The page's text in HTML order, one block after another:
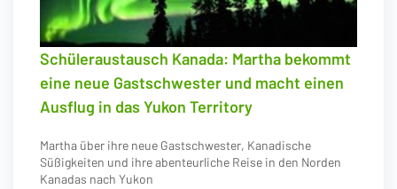
Schüleraustausch Kanada: Martha bekommt
eine neue Gastschwester und macht einen
Ausflug in das Yukon Territory
Martha über ihre neue Gastschwester, Kanadische
Süßigkeiten und ihre abenteurliche Reise in den Norden
Kanadas nach Yukon